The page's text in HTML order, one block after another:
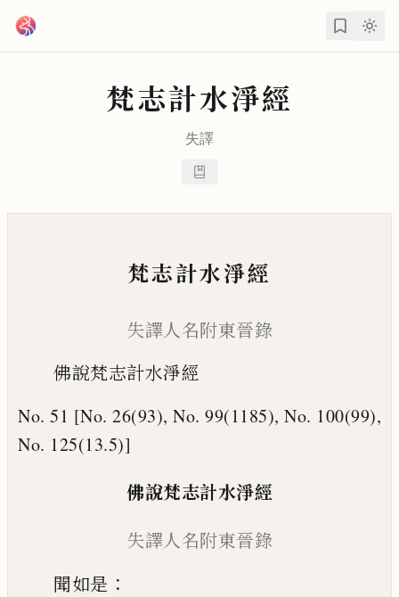
梵志計水淨經
失譯
梵志計水淨經
失譯人名附東晉錄
佛說梵志計水淨經
No. 51 [No. 26(93), No. 99(1185), No. 100(99),
No. 125(13.5)]
佛說梵志計水淨經
失譯人名附東晉錄
聞如是 ：